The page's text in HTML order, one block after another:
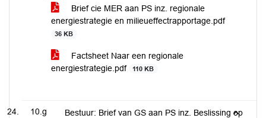
Brief cie MER aan PS inz. regionale
energiestrategie en milieueffectrapportage.pdf
36 KB
Factsheet Naar een regionale
energiestrategie.pdf
110 KB
10.g
Bestuur: Brief van GS aan PS inz. Beslissing op